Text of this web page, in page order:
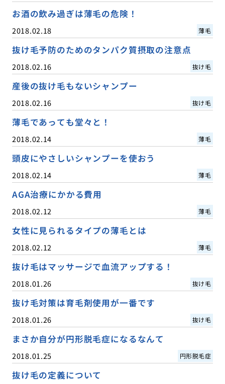
お酒の飲み過ぎは薄毛の危険！
2018.02.18 薄毛
抜け毛予防のためのタンパク質摂取の注意点
2018.02.16 抜け毛
産後の抜け毛もないシャンプー
2018.02.16 抜け毛
薄毛であっても堂々と！
2018.02.14 薄毛
頭皮にやさしいシャンプーを使おう
2018.02.14 薄毛
AGA治療にかかる費用
2018.02.12 薄毛
女性に見られるタイプの薄毛とは
2018.02.12 薄毛
抜け毛はマッサージで血流アップする！
2018.01.26 抜け毛
抜け毛対策は育毛剤使用が一番です
2018.01.26 抜け毛
まさか自分が円形脱毛症になるなんて
2018.01.25 円形脱毛症
抜け毛の定義について